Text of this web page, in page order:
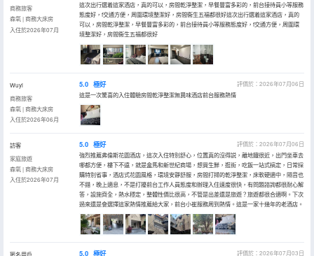
商務旅客
森氧 | 商務大床房
入住於2026年07月
這次出行選着這家酒店，真的可以，房間乾淨整潔，早餐豐富多彩的，前台接待員小等服務
態度好，f交通方便，周圍環境整潔好，房間衞生五福都很好這次出行選着這家酒店，真的
可以，房間乾淨整潔，早餐豐富多彩的，前台接待員小等服務態度好，f交通方便，周圍環
境整潔好，房間衞生五福都很好
Wuyi
商務旅客
森氧 | 商務大床房
入住於2026年06月
5.0 極好
評價於：2026年07月06日
這是一次驚喜的入住體驗房間乾淨整潔無異味酒店前台服務熱情
訪客
家庭旅遊
森氧 | 商務大床房
入住於2026年07月
5.0 極好
評價於：2026年07月06日
強烈推薦弗倫斯花園酒店，這次入住特別舒心，位置真的沒得説，離地鐵很近，出門坐車去
哪都方便，樓下不遠，就是盒馬和新世紀商場，想買生鮮，逛街，吃飯一站式搞定，日常採
購特別省事，酒店式花園風格，環境安靜舒服，房間打掃的乾淨整潔，床軟硬適中，隔音也
不錯，晚上適息，不是打擾前台工作人員態度和辦理入住速度很快，有問題諮詢都很耐心解
答，設施齊全，熱水穩定，整體性價比很高，不管是出差還是旅遊？旅遊都很合適啊。下次
過來還是會選擇這家熱情推薦給大家，前台小崔服務周到熱情。這是一家十幾年的老酒店。
5.0 極好
評價於：2026年07月03日